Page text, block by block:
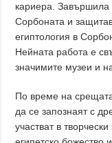
кариера. Завършила
Сорбоната и
египтология в
Нейната работа е
значимите музеи и
По време на
да се запознаят с
участват в